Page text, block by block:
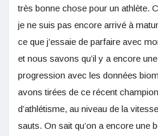
très bonne chose pour un athlète.
je ne suis pas encore arrivé à
ce que j’essaie de parfaire avec
et nous savons qu’il y a encore
progression avec les données
avons tirées de ce récent
d’athlétisme, au niveau de la
sauts. On sait qu’on a encore une